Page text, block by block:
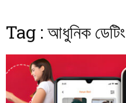
Tag : আধুনিক ডেটিং